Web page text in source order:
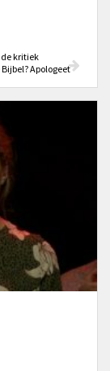
de kritiek
Apologeet